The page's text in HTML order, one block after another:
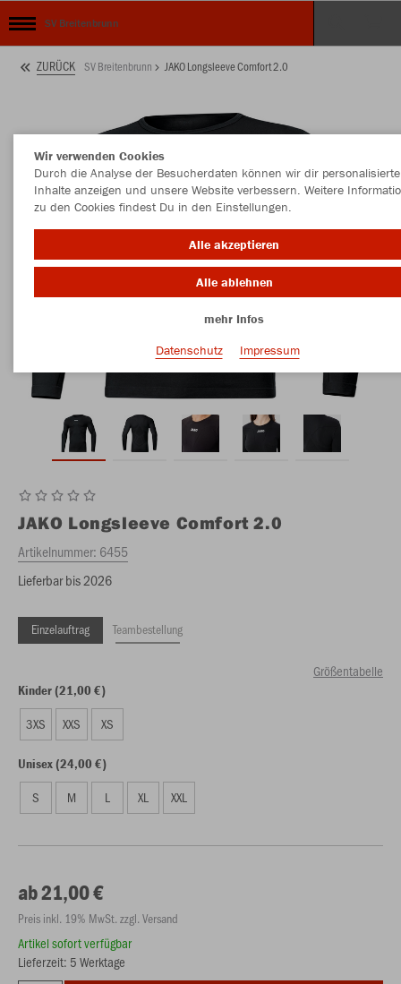
SV Breitenbrunn
ZURÜCK SV Breitenbrunn JAKO Longsleeve Comfort 2.0
JAKO Longsleeve Comfort 2.0
Artikelnummer: 6455
Lieferbar bis 2026
Einzelauftrag Teambestellung
Größentabelle
Kinder (21,00 €)
3XS XXS XS
Unisex (24,00 €)
S M L XL XXL
ab 21,00 €
Preis inkl. 19% MwSt. zzgl. Versand
Artikel sofort verfügbar
Lieferzeit: 5 Werktage
Wir verwenden Cookies
Durch die Analyse der Besucherdaten können wir dir personalisierte
Inhalte anzeigen und unsere Website verbessern. Weitere
zu den Cookies findest Du in den Einstellungen.
Alle akzeptieren
Alle ablehnen
mehr Infos
Datenschutz
Impressum